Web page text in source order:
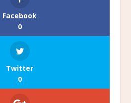
Facebook
0
Twitter
0